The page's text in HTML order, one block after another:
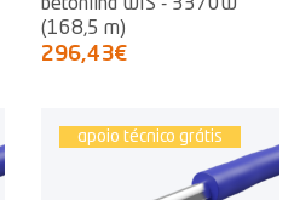
betonilha WIS - 3370W
(168,5 m)
296,43€
apoio técnico grátis